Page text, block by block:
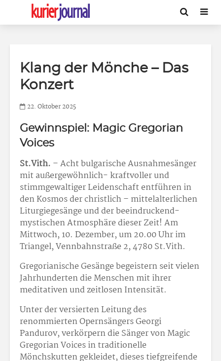
Klang der Mönche – Das
Konzert
22. Oktober 2025
Gewinnspiel: Magic Gregorian
Voices
St.Vith. – Acht bulgarische Ausnahmesänger
mit außergewöhnlich- kraftvoller und
stimmgewaltiger Leidenschaft entführen in
den Kosmos der christlich – mittelalterlichen
Liturgiegesänge und der beeindruckend-
mystischen Atmosphäre dieser Zeit! Am
Mittwoch, 10. Dezember, um 20.00 Uhr im
Triangel, Vennbahnstraße 2, 4780 St.Vith.
Gregorianische Gesänge begeistern seit vielen
Jahrhunderten die Menschen mit ihrer
meditativen und zeitlosen Intensität.
Unter der versierten Leitung des
renommierten Opernsängers Georgi
Pandurov, verkörpern die Sänger von Magic
Gregorian Voices in traditionelle
Mönchskutten gekleidet, dieses tiefgreifende